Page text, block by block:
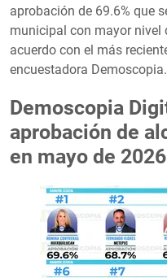
aprobación de 69.6% que
municipal con mayor nivel
acuerdo con el más
encuestadora Demoscopia.
Demoscopia
aprobación de
en mayo de 2026